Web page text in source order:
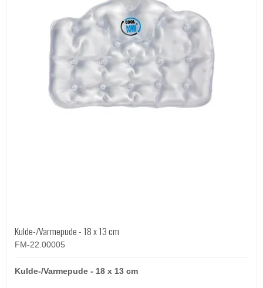
Kulde-/Varmepude - 18 x 13 cm
FM-22.00005
Kulde-/Varmepude - 18 x 13 cm